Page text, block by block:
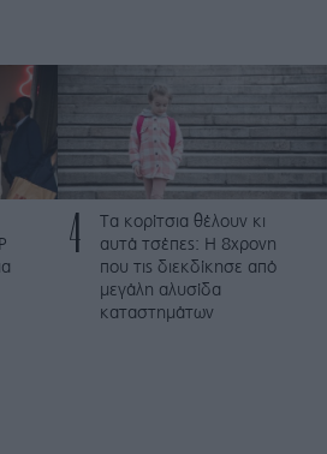
4
Τα κορίτσια θέλουν κι
αυτά τσέπες: Η 8χρονη
που τις διεκδίκησε από
μεγάλη αλυσίδα
καταστημάτων